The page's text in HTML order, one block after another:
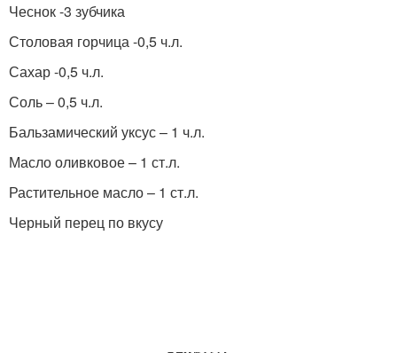
Чеснок -3 зубчика
Столовая горчица -0,5 ч.л.
Сахар -0,5 ч.л.
Соль – 0,5 ч.л.
Бальзамический уксус – 1 ч.л.
Масло оливковое – 1 ст.л.
Растительное масло – 1 ст.л.
Черный перец по вкусу